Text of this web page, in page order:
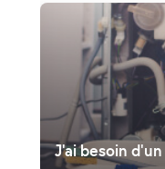
J'ai besoin